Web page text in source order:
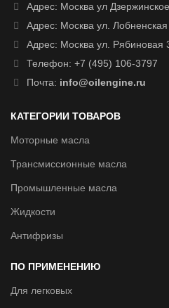
Адрес: Москва ул
Адрес: Москва ул. Лобненская
Адрес: Москва ул. Рябиновая
Телефон: +7 (495) 106-3797
Почта: info@oilengine.ru
КАТЕГОРИИ ТОВАРОВ
Моторные масла
Трансмиссионные масла
Промышленные масла
Жидкости
Антифризы
ПО ПРИМЕНЕНИЮ
Для легковых